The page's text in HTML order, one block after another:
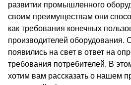
развитии промышленного
своим преимуществам они
как требования конечных
производителей оборудования.
появились на свет в ответ на
требования потребителей. В
хотим вам рассказать о нашем